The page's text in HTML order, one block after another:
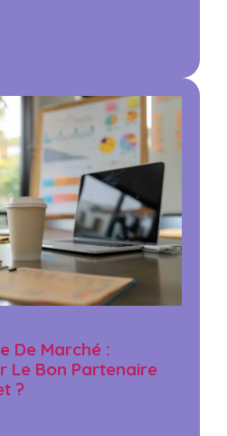
De Marché :
Le Bon Partenaire
?